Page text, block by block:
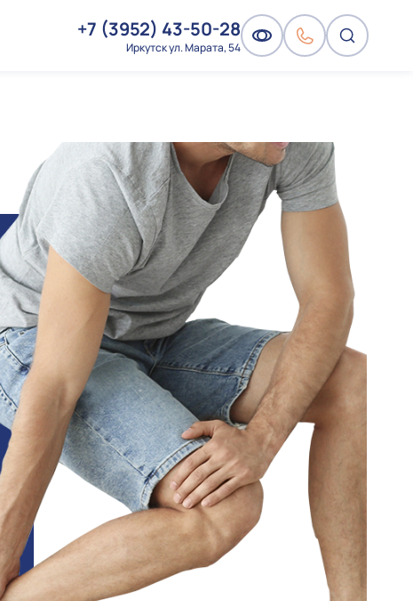
+7 (3952) 43-50-28
Иркутск ул. Марата, 54